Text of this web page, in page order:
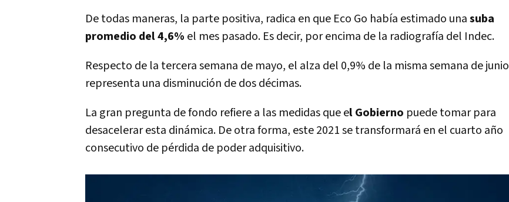
De todas maneras, la parte positiva, radica en que Eco Go había estimado unasuba
promedio del 4,6% el mes pasado. Es decir, por encima de la radiografía del Indec.
Respecto de la tercera semana de mayo, el alza del 0,9% de la misma semana de junio
representa una disminución de dos décimas.
La gran pregunta de fondo refiere a las medidas que el Gobierno puede tomar para
desacelerar esta dinámica. De otra forma, este 2021 se transformará en el cuarto año
consecutivo de pérdida de poder adquisitivo.